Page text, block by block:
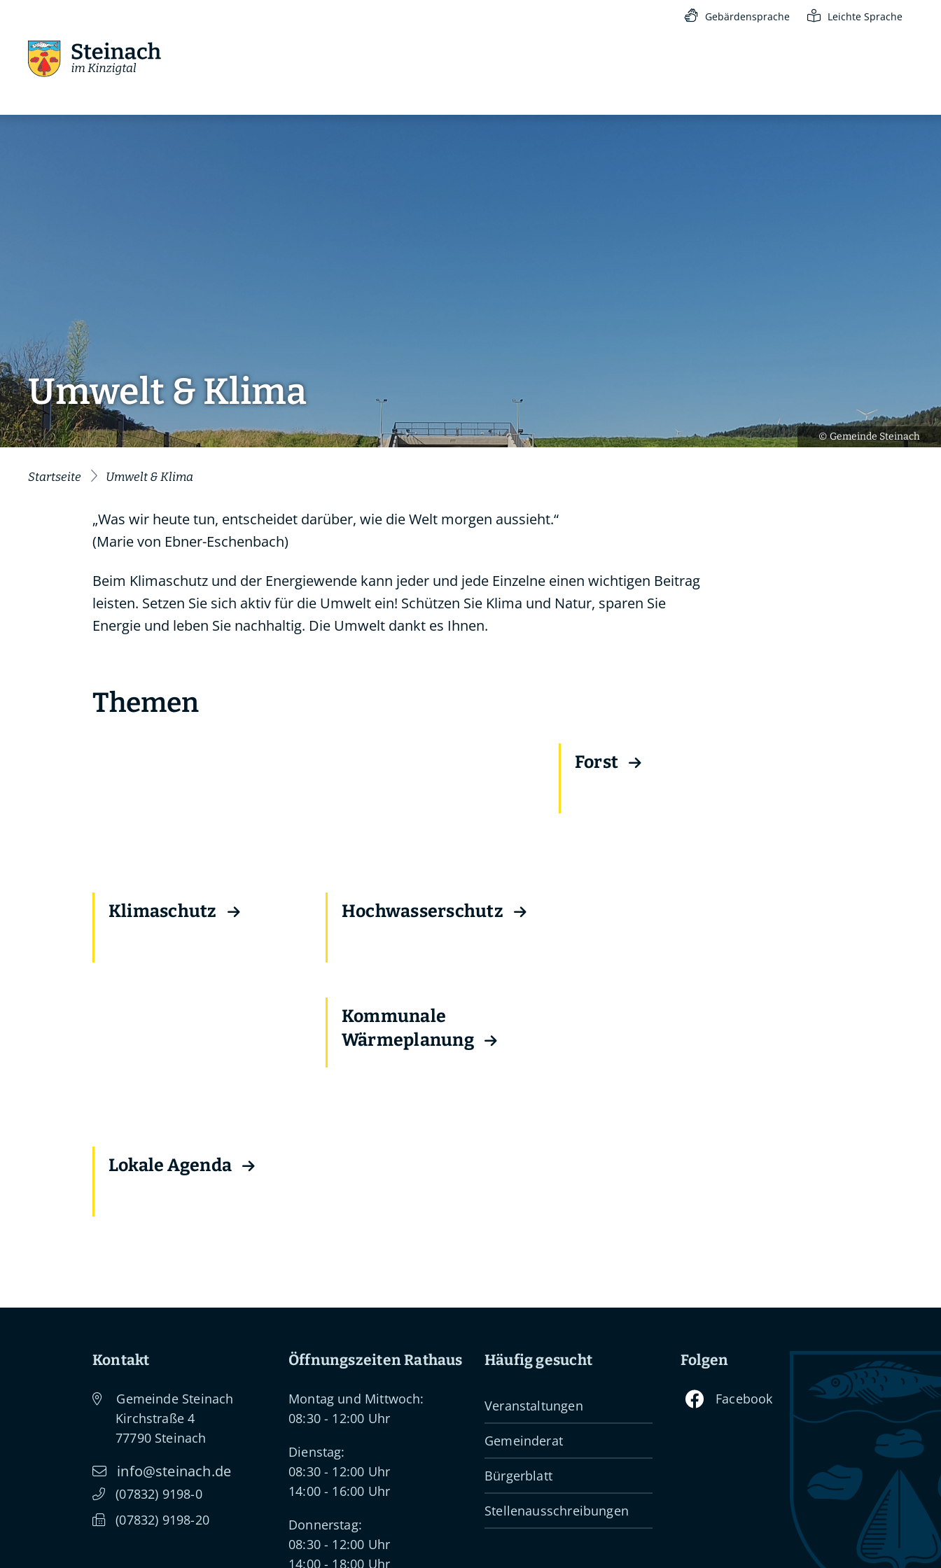
Gebärdensprache Leichte Sprache
© Gemeinde Steinach
Umwelt & Klima
Startseite Umwelt & Klima
„Was wir heute tun, entscheidet darüber, wie die Welt morgen aussieht.“
(Marie von Ebner-Eschenbach)
Beim Klimaschutz und der Energiewende kann jeder und jede Einzelne einen wichtigen Beitrag
leisten. Setzen Sie sich aktiv für die Umwelt ein! Schützen Sie Klima und Natur, sparen Sie
Energie und leben Sie nachhaltig. Die Umwelt dankt es Ihnen.
Themen
Klimaschutz Hochwasserschutz
Forst
Lokale Agenda
Kommunale
Wärmeplanung
Kontakt
Gemeinde Steinach
Kirchstraße 4
77790 Steinach
info@steinach.de
(07832) 9198-0
(07832) 9198-20
Öffnungszeiten Rathaus
Montag und Mittwoch:
08:30 - 12:00 Uhr
Dienstag:
08:30 - 12:00 Uhr
14:00 - 16:00 Uhr
Donnerstag:
08:30 - 12:00 Uhr
14:00 - 18:00 Uhr
Häufig gesucht
Veranstaltungen
Gemeinderat
Bürgerblatt
Stellenausschreibungen
Folgen